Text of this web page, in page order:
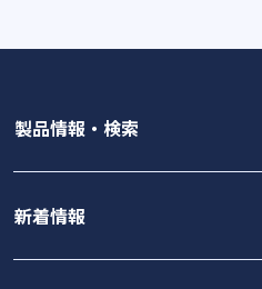
製品情報・検索
新着情報